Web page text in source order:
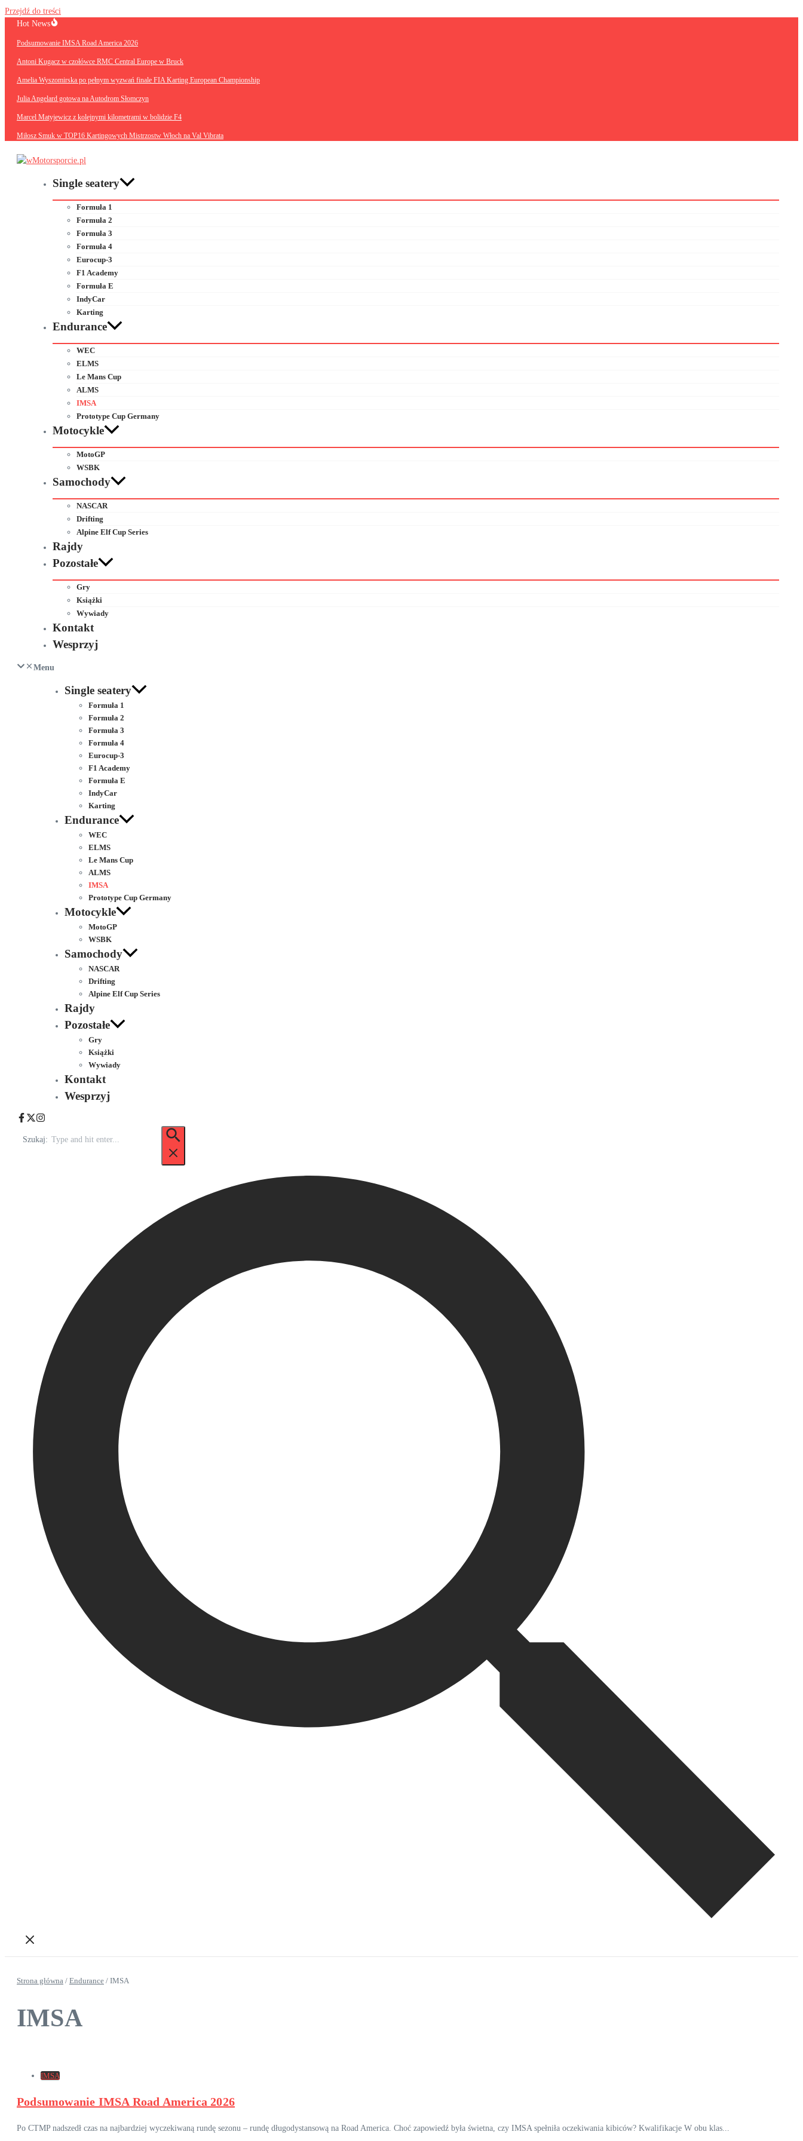
Przejdź do treści
Hot News
Podsumowanie IMSA Road America 2026
Antoni Kugacz w czołówce RMC Central Europe w Bruck
Amelia Wyszomirska po pełnym wyzwań finale FIA Karting European Championship
Julia Angelard gotowa na Autodrom Słomczyn
Marcel Matyjewicz z kolejnymi kilometrami w bolidzie F4
Miłosz Smuk w TOP16 Kartingowych Mistrzostw Włoch na Val Vibrata
Single seatery
Formuła 1
Formuła 2
Formuła 3
Formuła 4
Eurocup-3
F1 Academy
Formuła E
IndyCar
Karting
Endurance
WEC
ELMS
Le Mans Cup
ALMS
IMSA
Prototype Cup Germany
Motocykle
MotoGP
WSBK
Samochody
NASCAR
Drifting
Alpine Elf Cup Series
Rajdy
Pozostałe
Gry
Książki
Wywiady
Kontakt
Wesprzyj
Menu
Single seatery
Formuła 1
Formuła 2
Formuła 3
Formuła 4
Eurocup-3
F1 Academy
Formuła E
IndyCar
Karting
Endurance
WEC
ELMS
Le Mans Cup
ALMS
IMSA
Prototype Cup Germany
Motocykle
MotoGP
WSBK
Samochody
NASCAR
Drifting
Alpine Elf Cup Series
Rajdy
Pozostałe
Gry
Książki
Wywiady
Kontakt
Wesprzyj
Szukaj:
Strona główna / Endurance / IMSA
IMSA
IMSA
Podsumowanie IMSA Road America 2026
Po CTMP nadszedł czas na najbardziej wyczekiwaną rundę sezonu – rundę długodystansową na Road America. Choć zapowiedź była świetna, czy IMSA spełniła oczekiwania kibiców? Kwalifikacje W obu klas...